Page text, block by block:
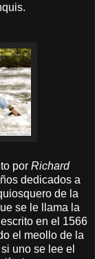
por Richard
dedicados a
de la
se le llama la
en el 1566
el meollo de la
uno se lee el